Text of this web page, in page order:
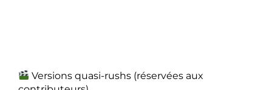
Versions quasi-rushs (réservées aux